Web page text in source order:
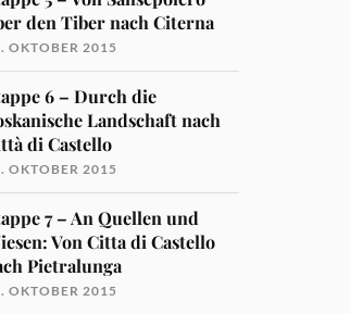
den Tiber nach Citerna
OKTOBER 2015
6 – Durch die
Landschaft nach
di Castello
OKTOBER 2015
7 – An Quellen und
Von Citta di Castello
Pietralunga
OKTOBER 2015